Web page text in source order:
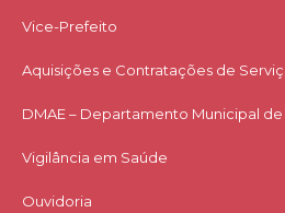
Vice-Prefeito
Aquisições e Contratações de
DMAE – Departamento Municipal
Vigilância em Saúde
Ouvidoria